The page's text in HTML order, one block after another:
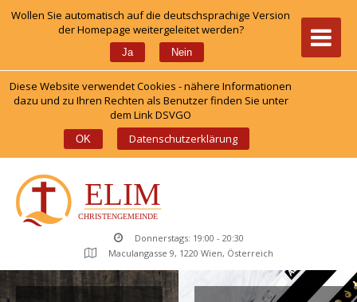
Wollen Sie automatisch auf die deutschsprachige Version
der Homepage weitergeleitet werden?
Ja Nein
Diese Website verwendet Cookies - nähere Informationen
dazu und zu Ihren Rechten als Benutzer finden Sie unter
dem Link DSVGO
OK Datenschutzerklärung
Donnerstags: 19:00 - 20:30
Maculangasse 9, 1220 Wien, Österreich